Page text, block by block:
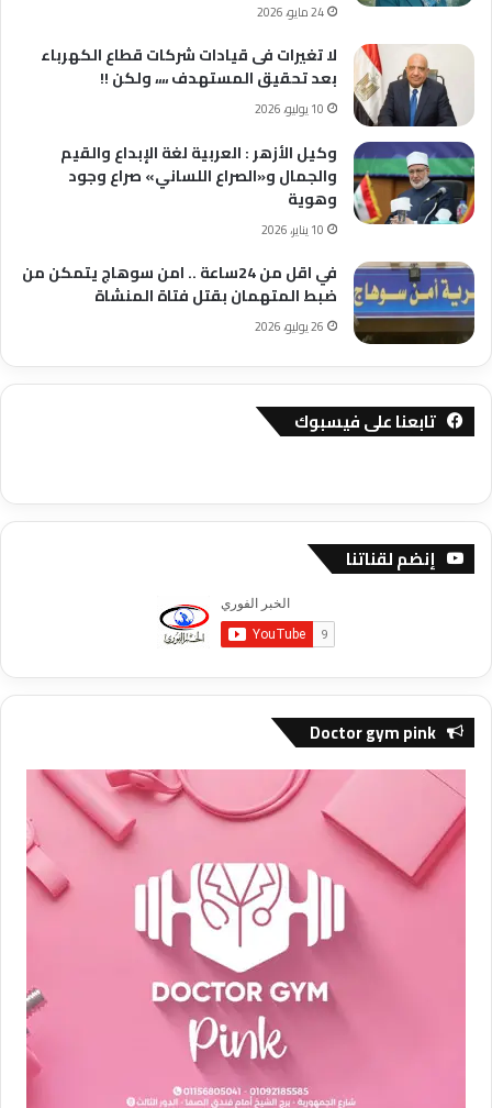
24 مايو، 2026
لا تغيرات فى قيادات شركات قطاع الكهرباء
بعد تحقيق المستهدف ،،،، ولكن !!
10 يوليو، 2026
وكيل الأزهر : العربية لغة الإبداع والقيم
والجمال و«الصراع اللساني» صراع وجود
وهوية
10 يناير، 2026
في اقل من 24ساعة .. امن سوهاج يتمكن من
ضبط المتهمان بقتل فتاة المنشاة
26 يوليو، 2026
تابعنا على فيسبوك
إنضم لقناتنا
Doctor gym pink